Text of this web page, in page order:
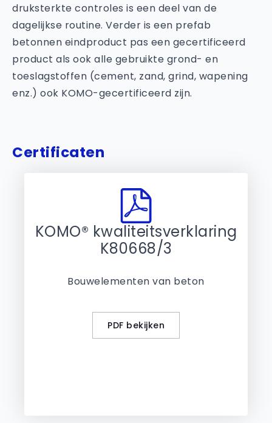
druksterkte controles is een deel van de
dagelijkse routine. Verder is een prefab
betonnen eindproduct pas een gecertificeerd
product als ook alle gebruikte grond- en
toeslagstoffen (cement, zand, grind, wapening
enz.) ook KOMO-gecertificeerd zijn.
Certificaten
KOMO® kwaliteitsverklaring
K80668/3
Bouwelementen van beton
PDF bekijken